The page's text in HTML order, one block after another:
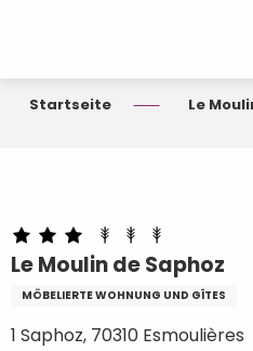
Startseite Le
Le Moulin de Saphoz
MÖBELIERTE WOHNUNG UND GÎTES
1 Saphoz, 70310 Esmoulières